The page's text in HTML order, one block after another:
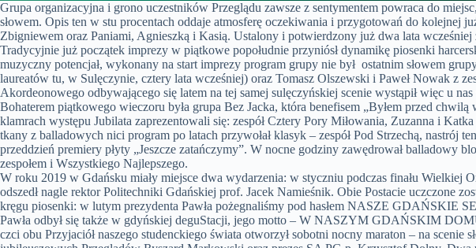
Grupa organizacyjna i grono uczestników Przeglądu zawsze z sentymentem powraca do
słowem. Opis ten w stu procentach oddaje atmosferę oczekiwania i przygotowań do
Zbigniewem oraz Paniami, Agnieszką i Kasią. Ustalony i potwierdzony już dwa lata wcześniej
Tradycyjnie już początek imprezy w piątkowe popołudnie przyniósł dynamikę piosenki
muzyczny potencjał, wykonany na start imprezy program grupy nie był ostatnim słowem
laureatów tu, w Sulęczynie, cztery lata wcześniej) oraz Tomasz Olszewski i Paweł Nowak z
Akordeonowego odbywającego się latem na tej samej sulęczyńskiej scenie wystąpił więc u
Bohaterem piątkowego wieczoru była grupa Bez Jacka, która benefisem „Byłem przed
klamrach występu Jubilata zaprezentowali się: zespół Cztery Pory Miłowania, Zuzanna i
tkany z balladowych nici program po latach przywołał klasyk – zespół Pod Strzechą,
przeddzień premiery płyty „Jeszcze zatańczymy”. W nocne godziny zawędrował
zespołem i Wszystkiego Najlepszego.
W roku 2019 w Gdańsku miały miejsce dwa wydarzenia: w styczniu podczas finału Wielkiej
odszedł nagle rektor Politechniki Gdańskiej prof. Jacek Namieśnik. Obie Postacie uczczone
kręgu piosenki: w lutym prezydenta Pawła pożegnaliśmy pod hasłem NASZE GDAŃSKIE
Pawła odbył się także w gdyńskiej deguStacji, jego motto – W NASZYM GDAŃSKIM
czci obu Przyjaciół naszego studenckiego świata otworzył sobotni nocny maraton – na